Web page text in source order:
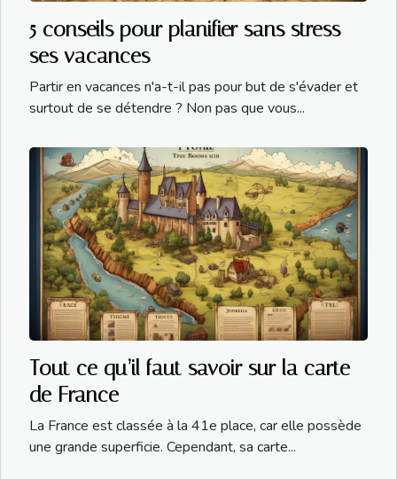
5 conseils pour planifier sans stress
ses vacances
Partir en vacances n'a-t-il pas pour but de s'évader et
surtout de se détendre ? Non pas que vous...
Tout ce qu’il faut savoir sur la carte
de France
La France est classée à la 41e place, car elle possède
une grande superficie. Cependant, sa carte...